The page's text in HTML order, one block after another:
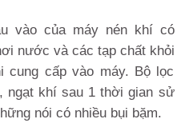
vào của máy nén khí có
nước và các tạp chất khỏi
cung cấp vào máy. Bộ lọc
ngạt khí sau 1 thời gian sử
nói có nhiều bụi bặm.